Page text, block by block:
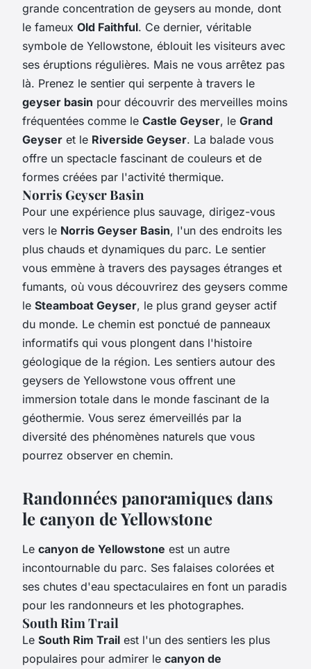
grande concentration de geysers au monde, dont
le fameux Old Faithful. Ce dernier, véritable
symbole de Yellowstone, éblouit les visiteurs avec
ses éruptions régulières. Mais ne vous arrêtez pas
là. Prenez le sentier qui serpente à travers le
geyser basin pour découvrir des merveilles moins
fréquentées comme le Castle Geyser, le Grand
Geyser et le Riverside Geyser. La balade vous
offre un spectacle fascinant de couleurs et de
formes créées par l'activité thermique.
Norris Geyser Basin
Pour une expérience plus sauvage, dirigez-vous
vers le Norris Geyser Basin, l'un des endroits les
plus chauds et dynamiques du parc. Le sentier
vous emmène à travers des paysages étranges et
fumants, où vous découvrirez des geysers comme
le Steamboat Geyser, le plus grand geyser actif
du monde. Le chemin est ponctué de panneaux
informatifs qui vous plongent dans l'histoire
géologique de la région. Les sentiers autour des
geysers de Yellowstone vous offrent une
immersion totale dans le monde fascinant de la
géothermie. Vous serez émerveillés par la
diversité des phénomènes naturels que vous
pourrez observer en chemin.
Randonnées panoramiques dans
le canyon de Yellowstone
Le canyon de Yellowstone est un autre
incontournable du parc. Ses falaises colorées et
ses chutes d'eau spectaculaires en font un paradis
pour les randonneurs et les photographes.
South Rim Trail
Le South Rim Trail est l'un des sentiers les plus
populaires pour admirer le canyon de